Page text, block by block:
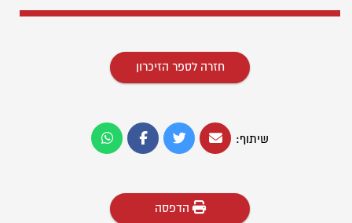
חזרה לספר הזיכרון
שיתוף:
הדפסה